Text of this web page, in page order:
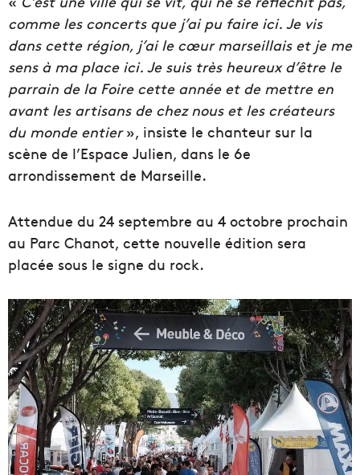
comme les concerts que j’ai pu faire ici. Je vis
dans cette région, j’ai le cœur marseillais et je me
sens à ma place ici. Je suis très heureux d’être le
parrain de la Foire cette année et de mettre en
avant les artisans de chez nous et les créateurs
du monde entier», insiste le chanteur sur la
scène de l’Espace Julien, dans le 6e
arrondissement de Marseille.
Attendue du 24 septembre au 4 octobre prochain
au Parc Chanot, cette nouvelle édition sera
placée sous le signe du rock.